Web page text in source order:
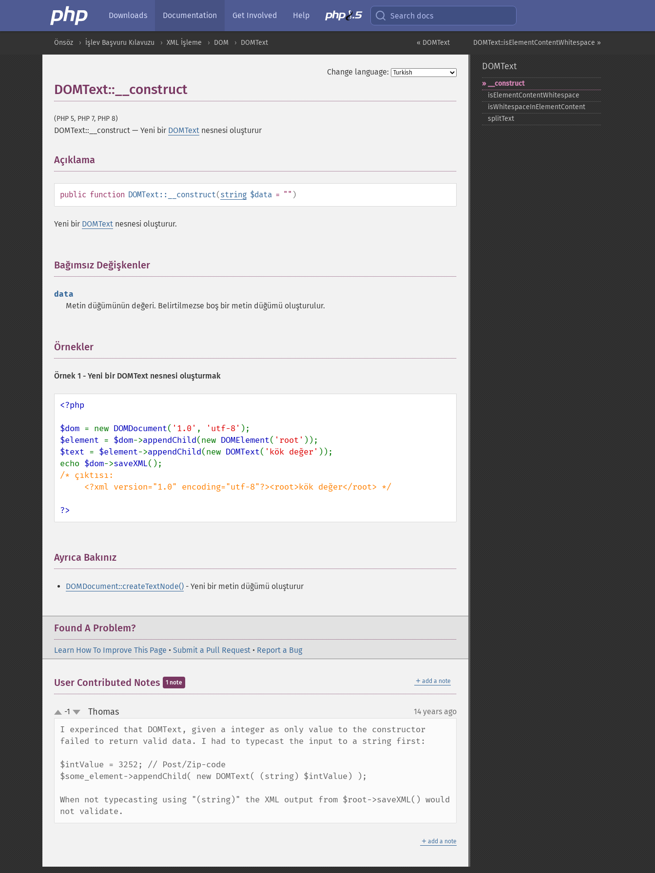
Downloads Documentation Get Involved Help Search docs
DOMText::isElementContentWhitespace »
« DOMText
Önsöz İşlev Başvuru Kılavuzu XML İşleme DOM DOMText
Change language:
DOMText::__construct
(PHP 5, PHP 7, PHP 8)
DOMText::__construct — Yeni bir DOMText nesnesi oluşturur
Açıklama
public function DOMText::__construct(string $data = "" )
Yeni bir DOMText nesnesi oluşturur.
Bağımsız Değişkenler
data
Metin düğümünün değeri. Belirtilmezse boş bir metin düğümü oluşturulur.
Örnekler
Örnek 1 - Yeni bir DOMText nesnesi oluşturmak
<?php
$dom = new DOMDocument( '1.0' , 'utf-8'
$element = $dom->appendChild(new DOMElement( 'root'
$text = $element->appendChild(new DOMText( 'kök değer' ));
echo $dom->saveXML
/* çıktısı:
?>
Ayrıca Bakınız
DOMDocument::createTextNode() - Yeni bir metin düğümü oluşturur
Found A Problem?
Learn How To Improve This Page • Submit a Pull Request • Report a Bug
＋ add a note
User Contributed Notes 1 note
up
down
-1 Thomas¶ 14 years ago
I experinced that DOMText, given a integer as only value to the constructor
failed to return valid data. I had to typecast the input to a string first:
$intValue = 3252; // Post/Zip-code
$some_element->appendChild( new DOMText( (string) $intValue) );
When not typecasting using "(string)" the XML output from $root->saveXML() would
not validate.
＋ add a note
DOMText
_​_​construct
isElementContentWhitespace
isWhitespaceInElementContent
splitText